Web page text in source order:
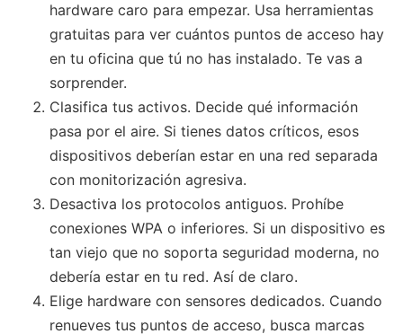
hardware caro para empezar. Usa herramientas
gratuitas para ver cuántos puntos de acceso hay
en tu oficina que tú no has instalado. Te vas a
sorprender.
Clasifica tus activos. Decide qué información
pasa por el aire. Si tienes datos críticos, esos
dispositivos deberían estar en una red separada
con monitorización agresiva.
Desactiva los protocolos antiguos. Prohíbe
conexiones WPA o inferiores. Si un dispositivo es
tan viejo que no soporta seguridad moderna, no
debería estar en tu red. Así de claro.
Elige hardware con sensores dedicados. Cuando
renueves tus puntos de acceso, busca marcas